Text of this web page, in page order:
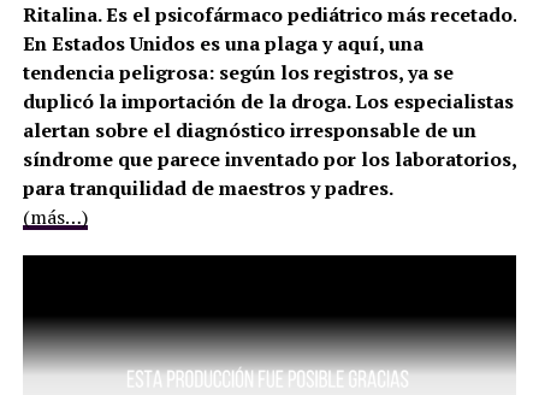
Ritalina. Es el psicofármaco pediátrico más recetado.
En Estados Unidos es una plaga y aquí, una
tendencia peligrosa: según los registros, ya se
duplicó la importación de la droga. Los especialistas
alertan sobre el diagnóstico irresponsable de un
síndrome que parece inventado por los laboratorios,
para tranquilidad de maestros y padres.
(más…)